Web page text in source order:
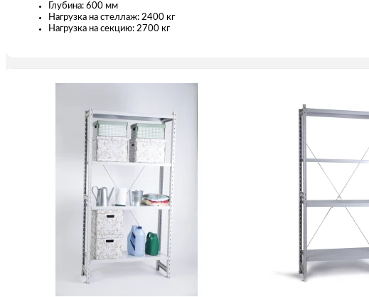
Глубина: 600 мм
Нагрузка на стеллаж: 2400 кг
Нагрузка на секцию: 2700 кг